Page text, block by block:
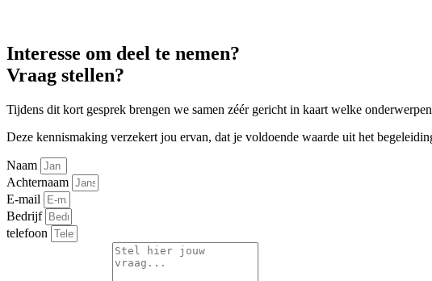
Interesse om deel te nemen?
Vraag stellen?
Tijdens dit kort gesprek brengen we samen zéér gericht in kaart welke
Deze kennismaking verzekert jou ervan, dat je voldoende waarde uit het
Naam
Achternaam
E-mail
Bedrijf
telefoon